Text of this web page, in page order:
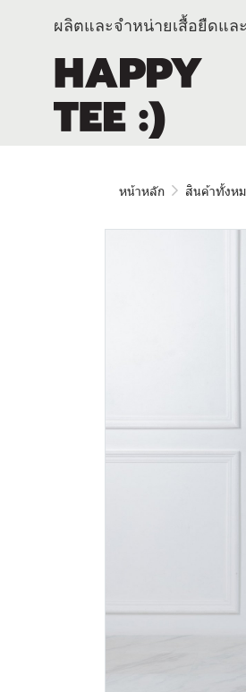
ผลิตและจำหน่ายเสื้อยืดแล
หน้าหลัก สินค้าทั้งห